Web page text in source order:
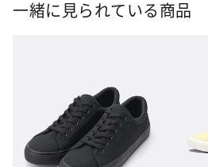
一緒に見られている商品